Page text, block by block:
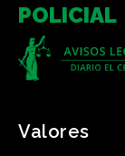
POLICIAL
Valores